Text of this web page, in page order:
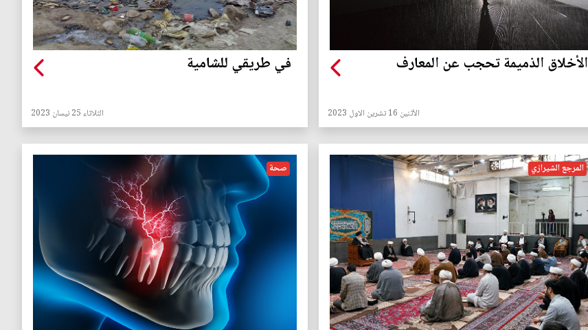
الأخلاق الذميمة تحجب عن المعارف
الأثنين 16 تشرين الاول 2023
في طريقي للشامية
الثلاثاء 25 نيسان 2023
المرجع الشيرازي صحة